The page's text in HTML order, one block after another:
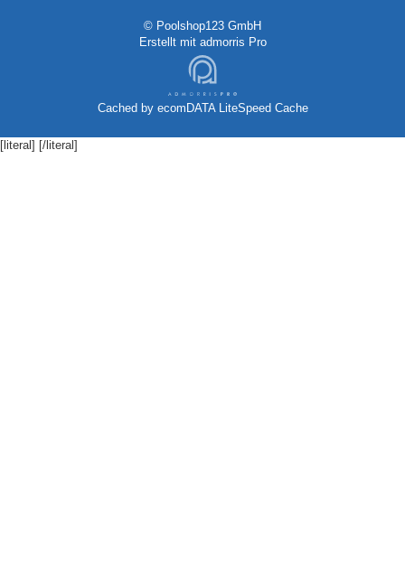
© Poolshop123 GmbH
Erstellt mit admorris Pro
Cached by ecomDATA LiteSpeed Cache
[literal] [/literal]